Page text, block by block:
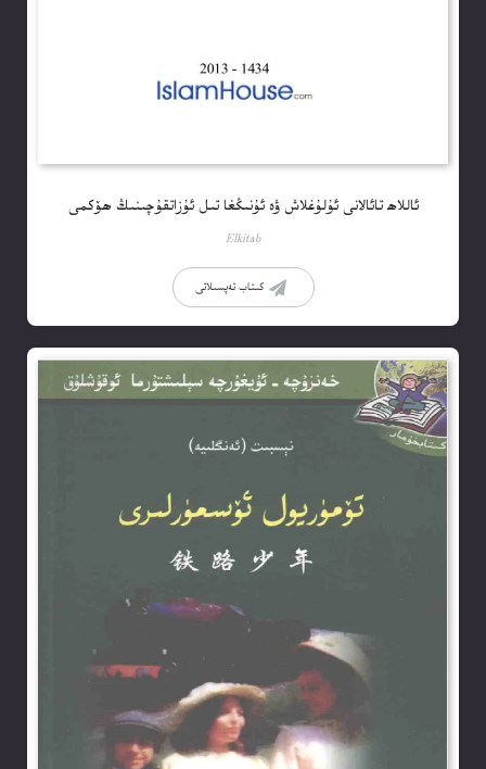
ﺋﺎﻟﻼھ ﺗﺎﺋﺎﻻﻧﻰ ﺋﯘﻟﯘﻏﻼﺵ ۋە ﺋﯘﻧﯩﯖﻐﺎ ﺗﯩﻞ ﺋﯘﺯﺍﺗﻘﯘﭼﯩﻨﯩﯔ ھۆﻛﻤﻰ
Elkitab
كىتاب تەپسىلاتى